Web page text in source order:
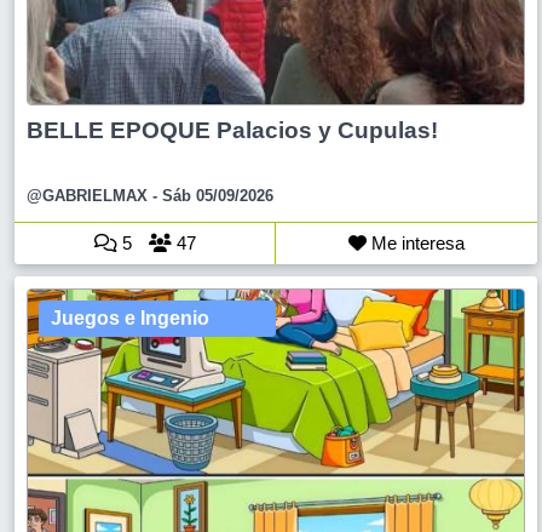
BELLE EPOQUE Palacios y Cupulas!
@GABRIELMAX - Sáb 05/09/2026
5 47 Me interesa
Juegos e Ingenio